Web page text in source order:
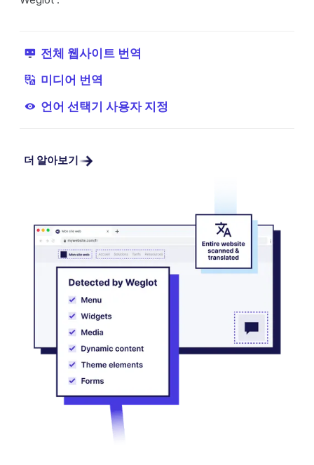
전체 웹사이트 번역
미디어 번역
언어 선택기 사용자 지정
더 알아보기